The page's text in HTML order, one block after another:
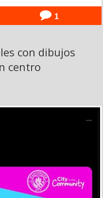
1
con dibujos
centro